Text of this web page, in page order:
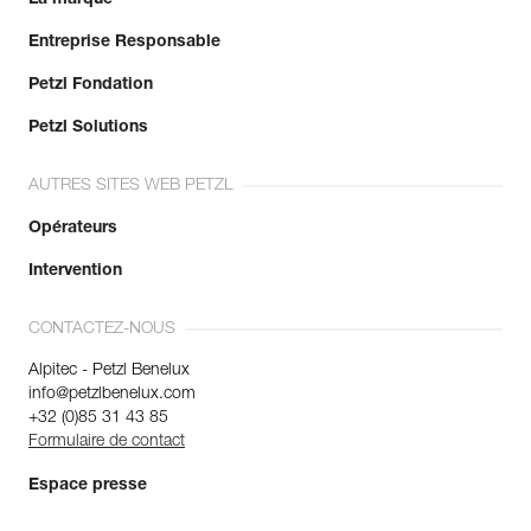
Entreprise Responsable
Petzl Fondation
Petzl Solutions
AUTRES SITES WEB PETZL
Opérateurs
Intervention
CONTACTEZ-NOUS
Alpitec - Petzl Benelux
info@petzlbenelux.com
+32 (0)85 31 43 85
Formulaire de contact
Espace presse